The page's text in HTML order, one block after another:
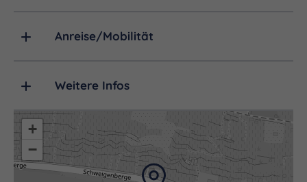
Anreise/Mobilität
Weitere Infos
+
−